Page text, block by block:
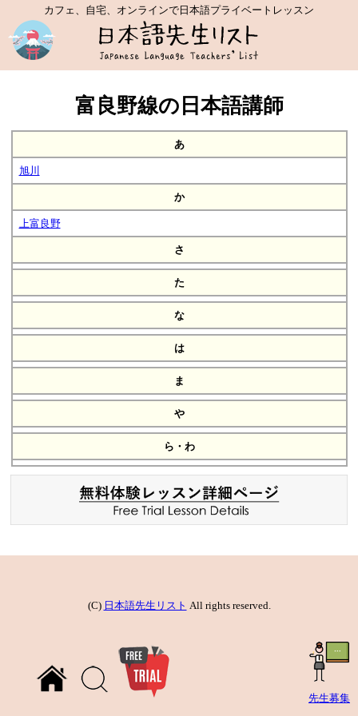
先生募集
カフェ、自宅、オンラインで日本語プライベートレッスン
富良野線の日本語講師
あ
旭川
か
上富良野
さ
た
な
は
ま
や
ら・わ
(C) 日本語先生リスト All rights reserved.